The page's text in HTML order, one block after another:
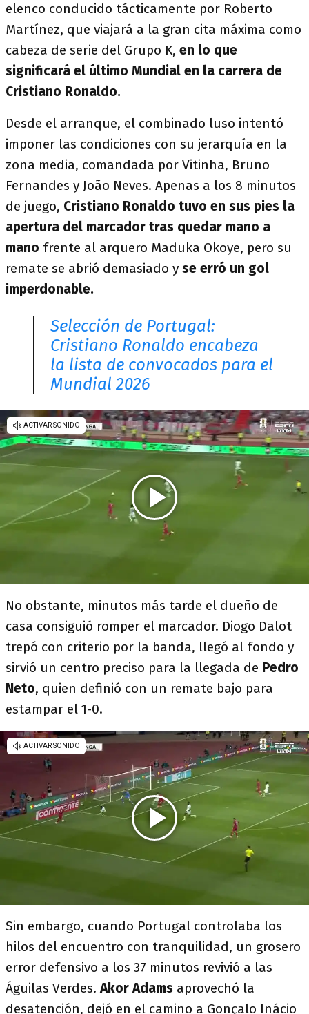
elenco conducido tácticamente por Roberto
Martínez, que viajará a la gran cita máxima como
cabeza de serie del Grupo K, en lo que
significará el último Mundial en la carrera de
Cristiano Ronaldo.
Desde el arranque, el combinado luso intentó
imponer las condiciones con su jerarquía en la
zona media, comandada por Vitinha, Bruno
Fernandes y João Neves. Apenas a los 8 minutos
de juego, Cristiano Ronaldo tuvo en sus pies la
apertura del marcador tras quedar mano a
mano frente al arquero Maduka Okoye, pero su
remate se abrió demasiado y se erró un gol
imperdonable.
Selección de Portugal:
Cristiano Ronaldo encabeza
la lista de convocados para el
Mundial 2026
No obstante, minutos más tarde el dueño de
casa consiguió romper el marcador. Diogo Dalot
trepó con criterio por la banda, llegó al fondo y
sirvió un centro preciso para la llegada de Pedro
Neto, quien definió con un remate bajo para
estampar el 1-0.
Sin embargo, cuando Portugal controlaba los
hilos del encuentro con tranquilidad, un grosero
error defensivo a los 37 minutos revivió a las
Águilas Verdes.Akor Adams aprovechó la
desatención, dejó en el camino a Gonçalo Inácio